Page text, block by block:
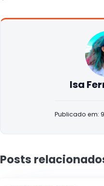
Isa
Publicado em:
Posts